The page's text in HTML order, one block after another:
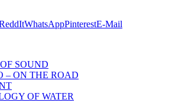
WhatsAppPinterestE-Mail
SOUND
– ON THE ROAD
OF WATER